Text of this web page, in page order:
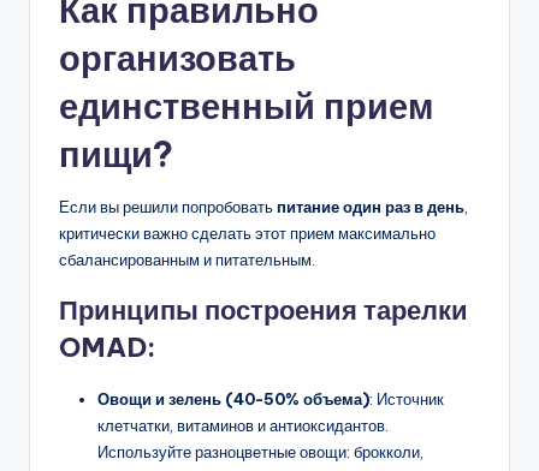
Как правильно
организовать
единственный прием
пищи?
Если вы решили попробоватьпитание один раз в день,
критически важно сделать этот прием максимально
сбалансированным и питательным.
Принципы построения тарелки
OMAD:
Овощи и зелень (40-50% объема): Источник
клетчатки, витаминов и антиоксидантов.
Используйте разноцветные овощи: брокколи,